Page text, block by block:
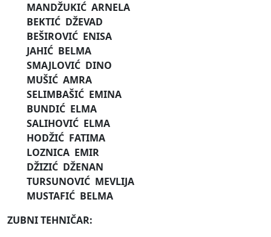
MANDŽUKIĆ ARNELA
BEKTIĆ DŽEVAD
BEŠIROVIĆ ENISA
JAHIĆ BELMA
SMAJLOVIĆ DINO
MUŠIĆ AMRA
SELIMBAŠIĆ EMINA
BUNDIĆ ELMA
SALIHOVIĆ ELMA
HODŽIĆ FATIMA
LOZNICA EMIR
DŽIZIĆ DŽENAN
TURSUNOVIĆ MEVLIJA
MUSTAFIĆ BELMA
ZUBNI TEHNIČAR: